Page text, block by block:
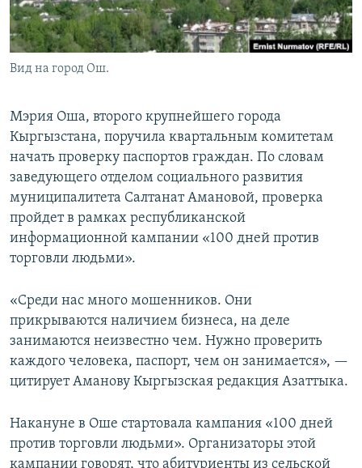
Вид на город Ош.
Мэрия Оша, второго крупнейшего города
Кыргызстана, поручила квартальным комитетам
начать проверку паспортов граждан. По словам
заведующего отделом социального развития
муниципалитета Салтанат Амановой, проверка
пройдет в рамках республиканской
информационной кампании «100 дней против
торговли людьми».
«Среди нас много мошенников. Они
прикрываются наличием бизнеса, на деле
занимаются неизвестно чем. Нужно проверить
каждого человека, паспорт, чем он занимается», —
цитирует Аманову Кыргызская редакция Азаттыка.
Накануне в Оше стартовала кампания «100 дней
против торговли людьми». Организаторы этой
кампании говорят, что абитуриенты из сельской